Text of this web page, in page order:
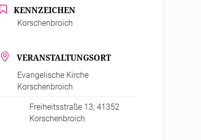
KENNZEICHEN
Korschenbroich
VERANSTALTUNGSORT
Evangelische Kirche
Korschenbroich
Freiheitsstraße 13, 41352
Korschenbroich